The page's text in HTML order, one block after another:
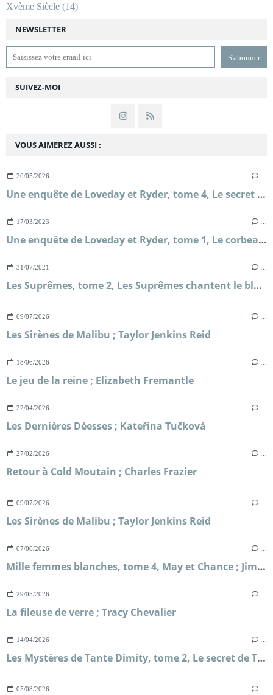
NEWSLETTER
SUIVEZ-MOI
VOUS AIMEREZ AUSSI :
20/05/2026
Une enquête de Loveday et Ryder, tome 4, Le secret de Briar's Hall ; Faith Martin
17/03/2023
Une enquête de Loveday et Ryder, tome 1, Le corbeau d'Oxford ; Faith Martin
31/07/2021
Les Suprêmes, tome 2, Les Suprêmes chantent le blues ; Edward Kelsey Moore
09/07/2026
Les Sirènes de Malibu ; Taylor Jenkins Reid
18/06/2026
Le jeu de la reine ; Elizabeth Fremantle
22/04/2026
Les Dernières Déesses ; Kateřina Tučková
27/02/2026
Retour à Cold Moutain ; Charles Frazier
09/07/2026
Les Sirènes de Malibu ; Taylor Jenkins Reid
07/06/2026
Mille femmes blanches, tome 4, May et Chance ; Jim Fergus
29/05/2026
La fileuse de verre ; Tracy Chevalier
14/04/2026
Les Mystères de Tante Dimity, tome 2, Le secret de Tante Dimity ; Nancy Atherton
05/08/2026
Xvème Siècle (14)